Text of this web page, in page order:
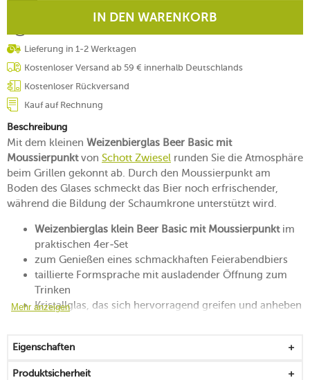
IN DEN WARENKORB
Lieferung in 1-2 Werktagen
Kostenloser Versand ab 59 € innerhalb Deutschlands
Kostenloser Rückversand
Kauf auf Rechnung
Beschreibung
Mit dem kleinen Weizenbierglas Beer Basic mit
Moussierpunktvon Schott Zwiesel runden Sie die Atmosphäre
beim Grillen gekonnt ab. Durch den Moussierpunkt am
Boden des Glases schmeckt das Bier noch erfrischender,
während die Bildung der Schaumkrone unterstützt wird.
Weizenbierglas klein Beer Basic mit Moussierpunktim
praktischen 4er-Set
zum Genießen eines schmackhaften Feierabendbiers
taillierte Formsprache mit ausladender Öffnung zum
Trinken
Kristallglas, das sich hervorragend greifen und anheben
bruchsicher und langlebig
mit einem verstärkten Boden versehen
Mehr anzeigen
Eigenschaften
Produktsicherheit